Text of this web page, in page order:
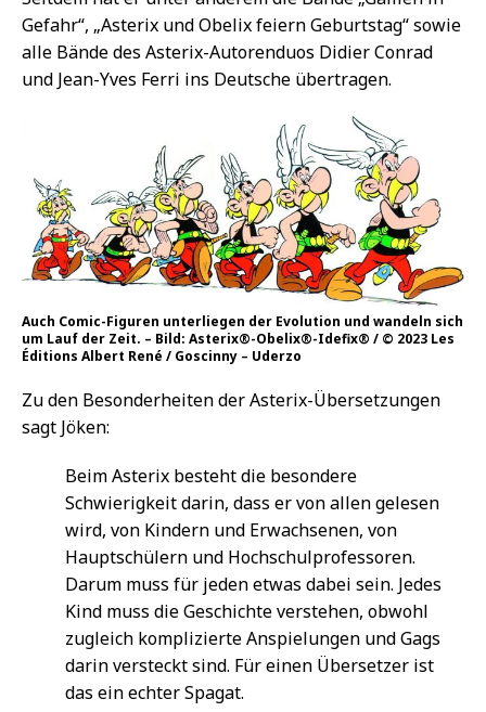
Gefahr“, „Asterix und Obelix feiern Geburtstag“ sowie
alle Bände des Asterix-Autorenduos Didier Conrad
und Jean-Yves Ferri ins Deutsche übertragen.
Auch Comic-Figuren unterliegen der Evolution und wandeln sich
um Lauf der Zeit. – Bild: Asterix®-Obelix®-Idefix® / © 2023 Les
Éditions Albert René / Goscinny – Uderzo
Zu den Besonderheiten der Asterix-Übersetzungen
sagt Jöken:
Beim Asterix besteht die besondere
Schwierigkeit darin, dass er von allen gelesen
wird, von Kindern und Erwachsenen, von
Hauptschülern und Hochschulprofessoren.
Darum muss für jeden etwas dabei sein. Jedes
Kind muss die Geschichte verstehen, obwohl
zugleich komplizierte Anspielungen und Gags
darin versteckt sind. Für einen Übersetzer ist
das ein echter Spagat.